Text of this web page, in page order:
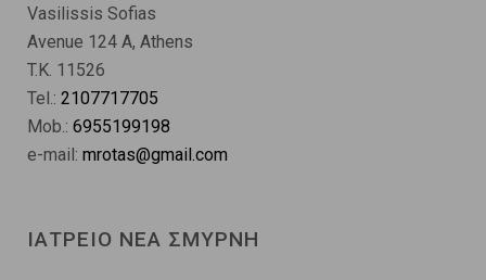
Vasilissis Sofias
Avenue 124 A, Athens
T.K. 11526
Tel.: 2107717705
Mob.: 6955199198
e-mail: mrotas@gmail.com
ΙΑΤΡΕΙΟ ΝΕΑ ΣΜΥΡΝΗ